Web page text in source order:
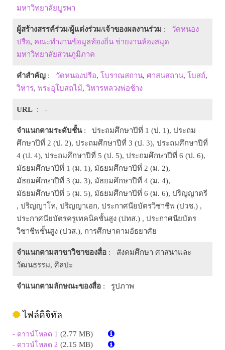
มหาวิทยาลัยบูรพา
ผู้สร้างสรรค์ร่วม/ผู้แต่งร่วม/เจ้าของผลงานร่วม : วัดหนอง
ปรือ, คณะทำงานข้อมูลท้องถิ่น ข่ายงานห้องสมุด
มหาวิทยาลัยส่วนภูมิภาค
คำสำคัญ : วัดหนองปรือ, โบราณสถาน, ศาสนสถาน, โบสถ์,
วิหาร, พระอุโบสถไม้, วิหารหลวงพ่อช้าง
URL : -
จำแนกตามระดับชั้น: ประถมศึกษาปีที่ 1 (ป. 1), ประถม
ศึกษาปีที่ 2 (ป. 2), ประถมศึกษาปีที่ 3 (ป. 3), ประถมศึกษาปีที่
4 (ป. 4), ประถมศึกษาปีที่ 5 (ป. 5), ประถมศึกษาปีที่ 6 (ป. 6),
มัธยมศึกษาปีที่ 1 (ม. 1), มัธยมศึกษาปีที่ 2 (ม. 2),
มัธยมศึกษาปีที่ 3 (ม. 3), มัธยมศึกษาปีที่ 4 (ม. 4),
มัธยมศึกษาปีที่ 5 (ม. 5), มัธยมศึกษาปีที่ 6 (ม. 6), ปริญญาตรี
, ปริญญาโท, ปริญญาเอก, ประกาศนียบัตรวิชาชีพ (ปวช.) ,
ประกาศนียบัตรครูเทคนิคชั้นสูง (ปทส.) , ประกาศนียบัตร
วิชาชีพชั้นสูง (ปวส.), การศึกษาตามอัธยาศัย
จำแนกตามสาขาวิชาของสื่อ : สังคมศึกษา ศาสนาและ
วัฒนธรรม, ศิลปะ
จำแนกตามลักษณะของสื่อ : รูปภาพ
ไฟล์ดิจิทัล
- ดาวน์โหลด 1 (2.77 MB)
- ดาวน์โหลด 2 (2.15 MB)